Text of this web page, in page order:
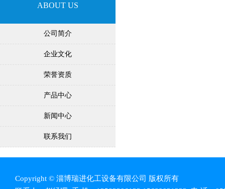
ABOUT US
公司简介
企业文化
荣誉资质
产品中心
新闻中心
联系我们
Copyright © 淄博瑞进化工设备有限公司 版权所有